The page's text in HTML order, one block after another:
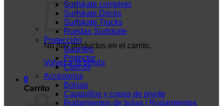
No hay productos en el carrito.
Volver a la tienda
0
Carrito
Surfskate completo
Surfskate Decks
Surfskate Trucks
Ruedas Surfskate
Protección
Guantes
Protector
Cascos
Accesorios
Bolsas
Casquillos y copas de pivote
Rodamientos de bolas / Rodamientos